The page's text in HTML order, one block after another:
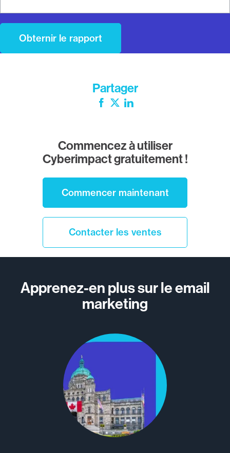
Partager
Facebook
Twitter
Commencez à utiliser
Cyberimpact gratuitement !
Commencer maintenant
Contacter les ventes
Apprenez-en plus sur le email
marketing